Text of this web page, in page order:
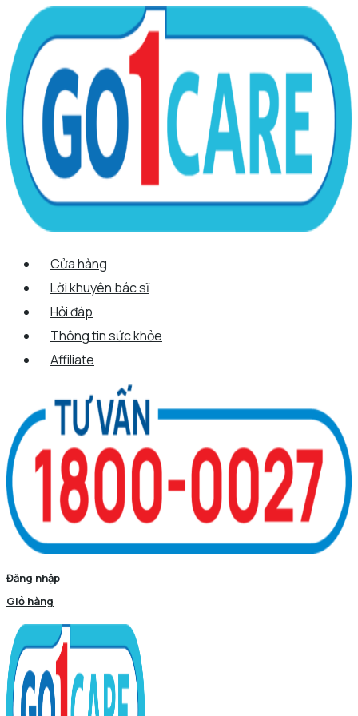
nội
dung
Menu
Cửa hàng
Lời khuyên bác sĩ
Hỏi đáp
Thông tin sức khỏe
Affiliate
Đăng nhập
Giỏ hàng
Tên*
Email*
Trang
web
Scroll
Up